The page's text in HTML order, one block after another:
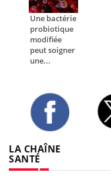
Une bactérie
probiotique
modifiée
peut soigner
une...
LA CHAÎNE
SANTÉ